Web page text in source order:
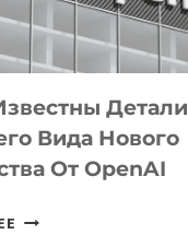
ИСКУССТВЕННОГО
ИНТЕЛЛЕКТА
Детали
Вида Нового
От OpenAI
СТАЛИ